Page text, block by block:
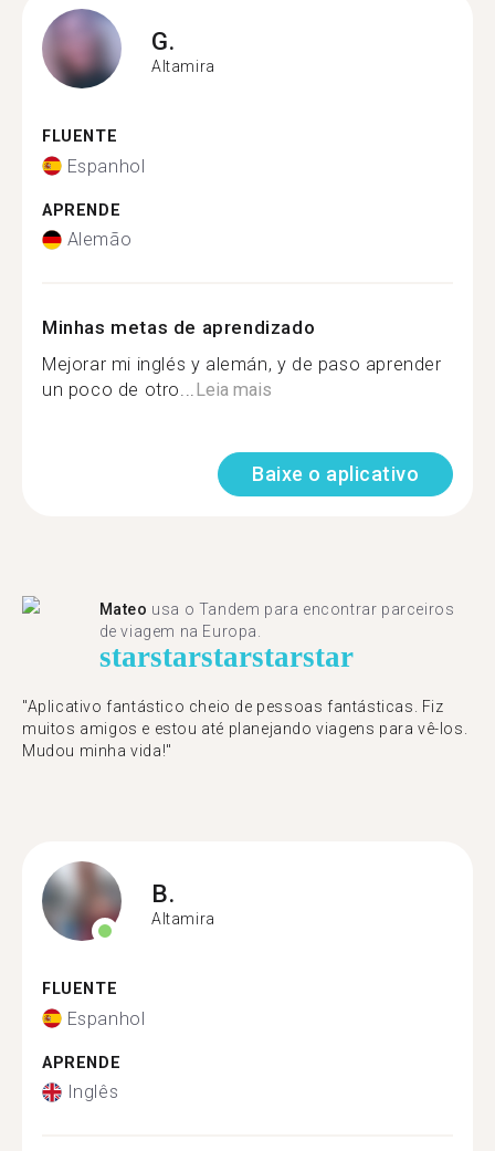
G.
Altamira
FLUENTE
Espanhol
APRENDE
Alemão
Minhas metas de aprendizado
Mejorar mi inglés y alemán, y de paso aprender
un poco de otro...Leia mais
Baixe o aplicativo
Mateo usa o Tandem para encontrar parceiros
de viagem na Europa.
starstarstarstarstar
"Aplicativo fantástico cheio de pessoas fantásticas. Fiz
muitos amigos e estou até planejando viagens para vê-los.
Mudou minha vida!"
B.
Altamira
FLUENTE
Espanhol
APRENDE
Inglês